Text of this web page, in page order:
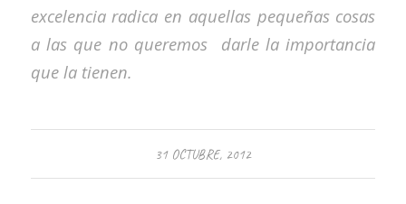
excelencia radica en aquellas pequeñas cosas
a las que no queremos darle la importancia
que la tienen.
31 OCTUBRE, 2012